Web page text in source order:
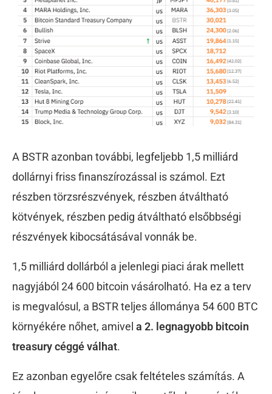
A BSTR azonban további, legfeljebb 1,5 milliárd
dollárnyi friss finanszírozással is számol. Ezt
részben törzsrészvények, részben átváltható
kötvények, részben pedig átváltható elsőbbségi
részvények kibocsátásával vonnák be.
1,5 milliárd dollárból a jelenlegi piaci árak mellett
nagyjából 24 600 bitcoin vásárolható. Ha ez a terv
is megvalósul, a BSTR teljes állománya 54 600 BTC
környékére nőhet, amivel a 2. legnagyobb bitcoin
treasury céggé válhat.
Ez azonban egyelőre csak feltételes számítás. A